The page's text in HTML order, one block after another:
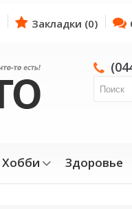
Закладки (0)
Хобби Здоровье